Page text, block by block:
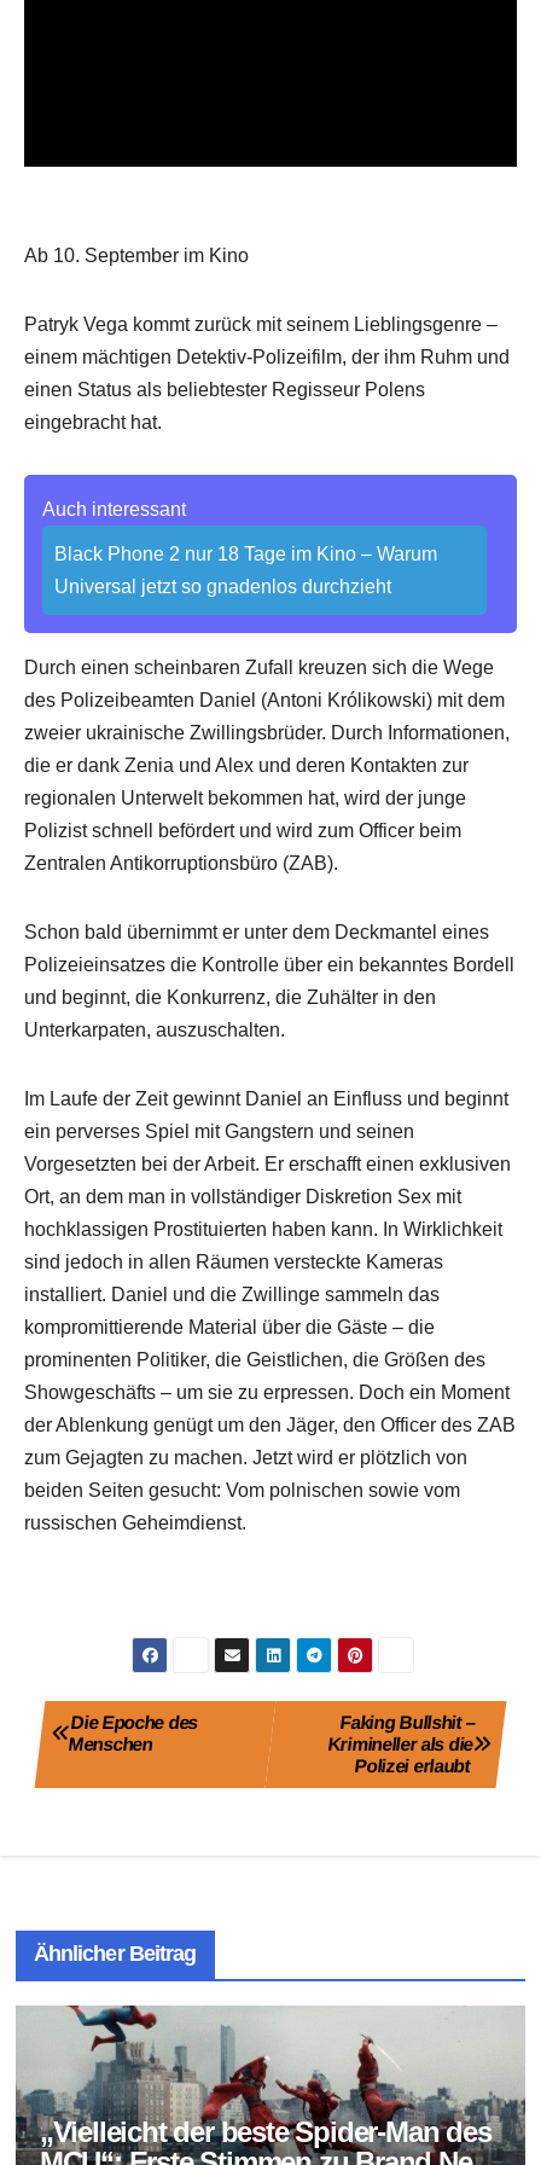
Ab 10. September im Kino
Patryk Vega kommt zurück mit seinem Lieblingsgenre –
einem mächtigen Detektiv-Polizeifilm, der ihm Ruhm und
einen Status als beliebtester Regisseur Polens
eingebracht hat.
Auch interessant
Black Phone 2 nur 18 Tage im Kino – Warum
Universal jetzt so gnadenlos durchzieht
Durch einen scheinbaren Zufall kreuzen sich die Wege
des Polizeibeamten Daniel (Antoni Królikowski) mit dem
zweier ukrainische Zwillingsbrüder. Durch Informationen,
die er dank Zenia und Alex und deren Kontakten zur
regionalen Unterwelt bekommen hat, wird der junge
Polizist schnell befördert und wird zum Officer beim
Zentralen Antikorruptionsbüro (ZAB).
Schon bald übernimmt er unter dem Deckmantel eines
Polizeieinsatzes die Kontrolle über ein bekanntes Bordell
und beginnt, die Konkurrenz, die Zuhälter in den
Unterkarpaten, auszuschalten.
Im Laufe der Zeit gewinnt Daniel an Einfluss und beginnt
ein perverses Spiel mit Gangstern und seinen
Vorgesetzten bei der Arbeit. Er erschafft einen exklusiven
Ort, an dem man in vollständiger Diskretion Sex mit
hochklassigen Prostituierten haben kann. In Wirklichkeit
sind jedoch in allen Räumen versteckte Kameras
installiert. Daniel und die Zwillinge sammeln das
kompromittierende Material über die Gäste – die
prominenten Politiker, die Geistlichen, die Größen des
Showgeschäfts – um sie zu erpressen. Doch ein Moment
der Ablenkung genügt um den Jäger, den Officer des ZAB
zum Gejagten zu machen. Jetzt wird er plötzlich von
beiden Seiten gesucht: Vom polnischen sowie vom
russischen Geheimdienst.
BeitragsnavigationFaking Bullshit –
Krimineller als die
Polizei erlaubt
Die Epoche des
Menschen
Ähnlicher Beitrag
„Vielleicht der beste Spider-Man des